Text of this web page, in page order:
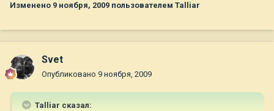
Изменено 9 ноября, 2009 пользователем Talliar
Svet
Опубликовано 9 ноября, 2009
Talliar сказал: